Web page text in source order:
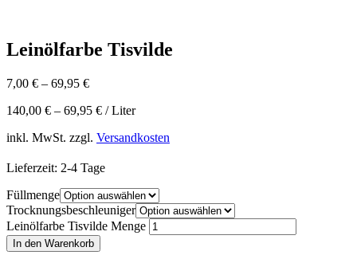
Leinölfarbe Tisvilde
7,00 € – 69,95 €
140,00 € – 69,95 € /Liter
inkl. MwSt. zzgl. Versandkosten
Lieferzeit: 2-4 Tage
Füllmenge
Trocknungsbeschleuniger
Leinölfarbe Tisvilde Menge
In den Warenkorb